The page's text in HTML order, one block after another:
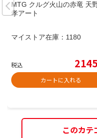
MTG クルグ火山の赤竜 天
孝アート
マイストア在庫： 1180
税込
カートに入れる
このカテ